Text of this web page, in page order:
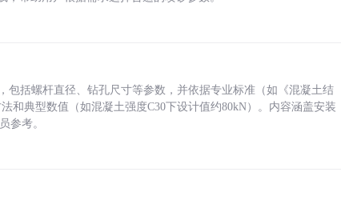
包括螺杆直径、钻孔尺寸等参数，并依据专业标准（如《混凝土结
和典型数值（如混凝土强度C30下设计值约80kN）。内容涵盖安装
参考。